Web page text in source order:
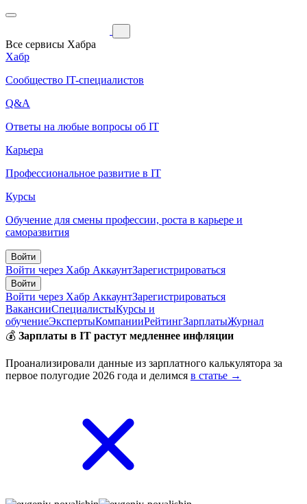
Все сервисы Хабра
Хабр
Сообщество IT-специалистов
Q&A
Ответы на любые вопросы об IT
Карьера
Профессиональное развитие в IT
Курсы
Обучение для смены профессии, роста в карьере и
саморазвития
Войти
Войти через Хабр АккаунтЗарегистрироваться
Войти
Войти через Хабр АккаунтЗарегистрироваться
ВакансииСпециалистыКурсы и
обучениеЭкспертыКомпанииРейтингЗарплатыЖурнал
💰 Зарплаты в IT растут медленнее инфляции
Проанализировали данные из зарплатного калькулятора за
первое полугодие 2026 года и делимся в статье →